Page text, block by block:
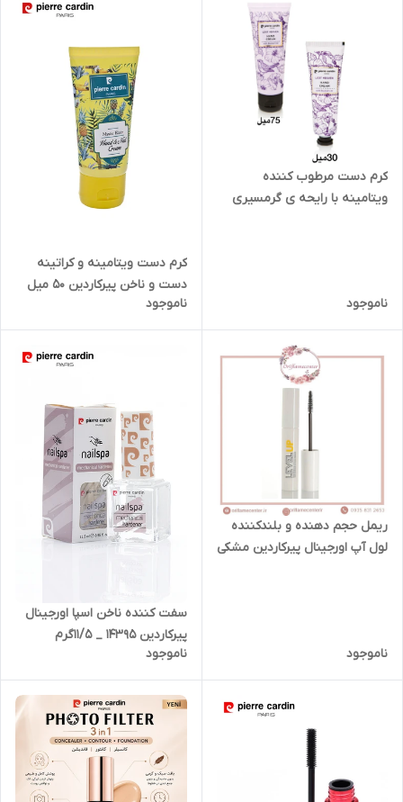
کرم دست مرطوب کننده
ویتامینه با رایحه ی گرمسیری
ناموجود
کرم دست ویتامینه و کراتینه
دست و ناخن پیرکاردین 50 میل
ناموجود
ریمل حجم دهنده و بلندکننده
لول آپ اورجینال پیرکاردین مشکی
ناموجود
سفت کننده ناخن اسپا اورجینال
پیرکاردین 14395 _ ۱۱/۵گرم
ناموجود